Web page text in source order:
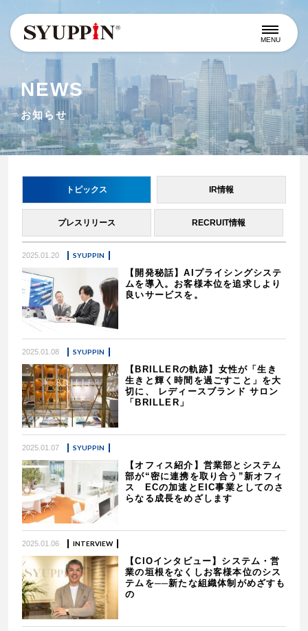
MENU
NEWS
お知らせ
トピックス IR情報
プレスリリース RECRUIT情報
2025.01.20 SYUPPIN
【開発秘話】AIプライシングシステ
ムを導入。お客様本位を追求しより
良いサービスを。
2025.01.08 SYUPPIN
【BRILLERの軌跡】女性が「生き
生きと輝く時間を過ごすこと」を大
切に、 レディースブランド サロン
「BRILLER」
2025.01.07 SYUPPIN
【オフィス紹介】営業部とシステム
部が“密に連携を取り合う”新オフィ
ス ECの加速とEIC事業としてのさ
らなる成長をめざします
2025.01.06 INTERVIEW
【CIOインタビュー】システム・営
業の垣根をなくしお客様本位のシス
テムを──新たな組織体制がめざすも
の